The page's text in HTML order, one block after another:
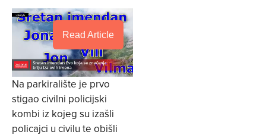
Read Article
Na parkiralište je prvo
stigao civilni policijski
kombi iz kojeg su izašli
policajci u civilu te obišli